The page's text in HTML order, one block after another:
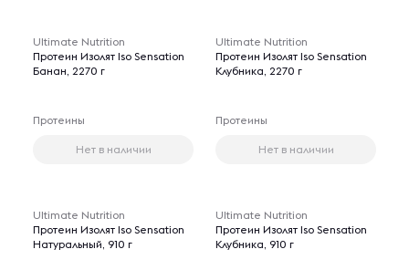
Ultimate Nutrition
Протеин Изолят Iso Sensation
Банан, 2270 г
Протеины
Нет в наличии
Ultimate Nutrition
Протеин Изолят Iso Sensation
Клубника, 2270 г
Протеины
Нет в наличии
Ultimate Nutrition
Протеин Изолят Iso Sensation
Натуральный, 910 г
Ultimate Nutrition
Протеин Изолят Iso Sensation
Клубника, 910 г